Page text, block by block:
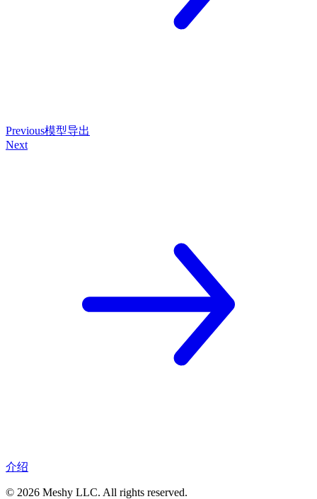
Previous模型导出
Next
介绍
© 2026 Meshy LLC. All rights reserved.